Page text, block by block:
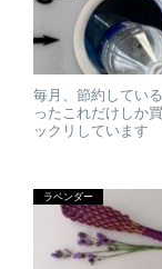
毎月、節約してい
ったこれだけしか
ックリしています
ラベンダー